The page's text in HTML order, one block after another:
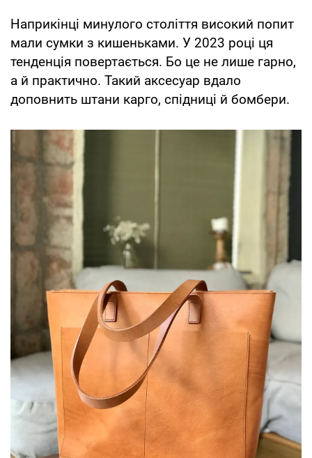
Наприкінці минулого століття високий попит
мали сумки з кишеньками. У 2023 році ця
тенденція повертається. Бо це не лише гарно,
а й практично. Такий аксесуар вдало
доповнить штани карго, спідниці й бомбери.